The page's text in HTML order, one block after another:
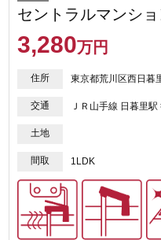
セントラルマンシ
3,280万円
住所 東京都荒川区西日暮
交通 ＪＲ山手線 日暮里
土地
間取 1LDK